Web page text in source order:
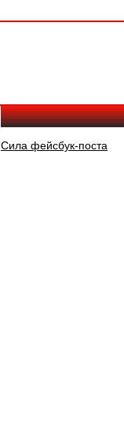
Сила фейсбук-поста